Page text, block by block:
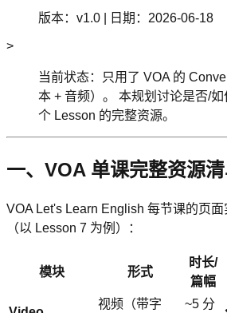
版本：v1.0 | 日期：2026-06-18
>
当前状态：只用了 VOA 的
本 + 音频）。 本规划讨论是否/
个 Lesson 的完整资源。
一、VOA 单课完整资源
VOA Let's Learn English 每节课的页
（以 Lesson 7 为例）：
模块 形式
时长/
篇幅
视频（带字
~5 分